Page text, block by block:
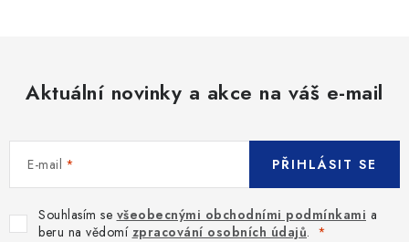
Aktuální novinky a akce na váš e-mail
E-mail
Souhlasím se všeobecnými obchodními podmínkami a
beru na vědomí zpracování osobních údajů.
PŘIHLÁSIT SE